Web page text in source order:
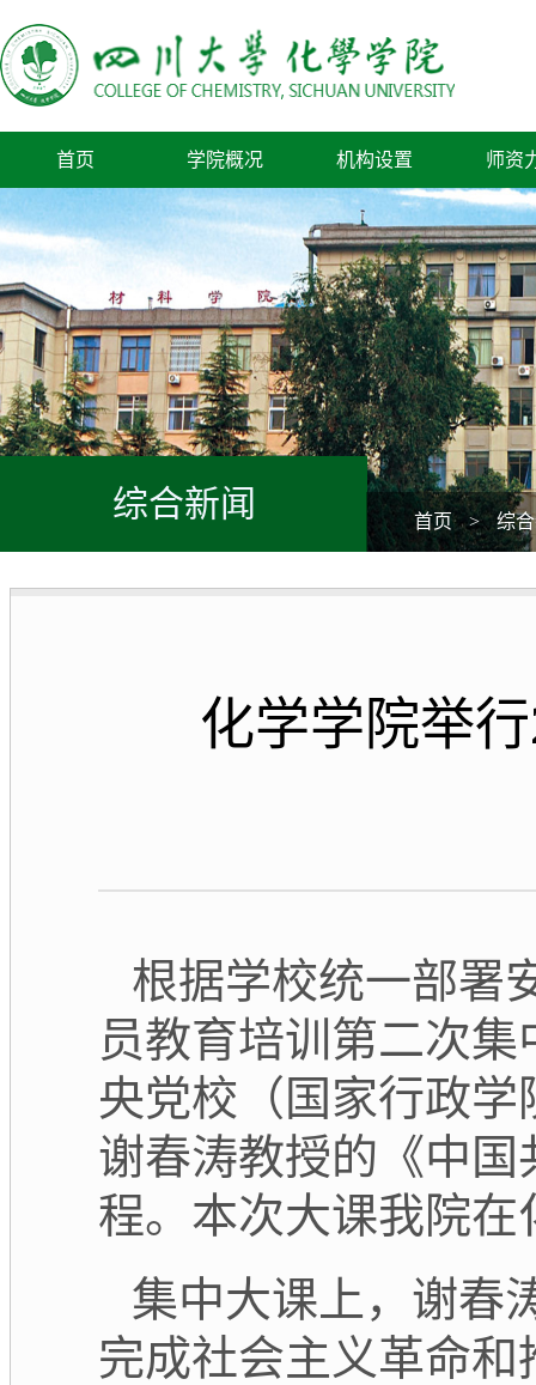
首页 学院概况 机构设置 师资
综合新闻 首页 > 综
化学学院举
根据学校统一部署
员教育培训第二次
央党校（国家行政
谢春涛教授的《中
程。本次大课我院在
集中大课上， 谢春
完成社会主义革命